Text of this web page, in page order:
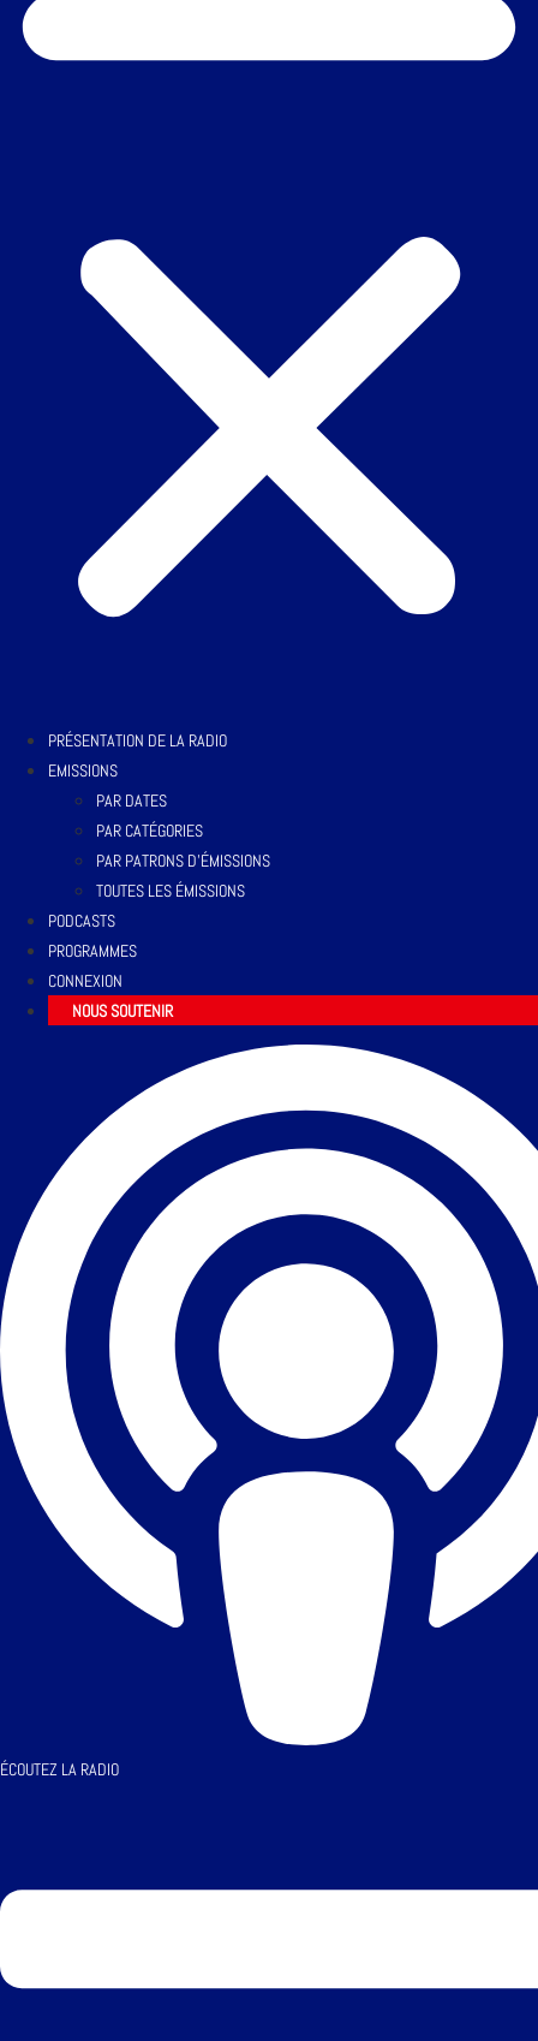
PRÉSENTATION DE LA RADIO
EMISSIONS
PAR DATES
PAR CATÉGORIES
PAR PATRONS D’ÉMISSIONS
TOUTES LES ÉMISSIONS
PODCASTS
PROGRAMMES
CONNEXION
NOUS SOUTENIR
ÉCOUTEZ LA RADIO